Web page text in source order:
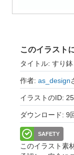
このイラスト
タイトル: すり
作者: as_design
イラストのID:
ダウンロード: 9
SAFETY
このイラスト素